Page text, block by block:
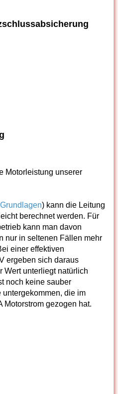
Motorleistung unserer
Grundlagen) kann die Leitung
berechnet werden. Für
kann man davon
nur in seltenen Fällen mehr
einer effektiven
ergeben sich daraus
Wert unterliegt natürlich
noch keine sauber
die im
Motorstrom gezogen hat.